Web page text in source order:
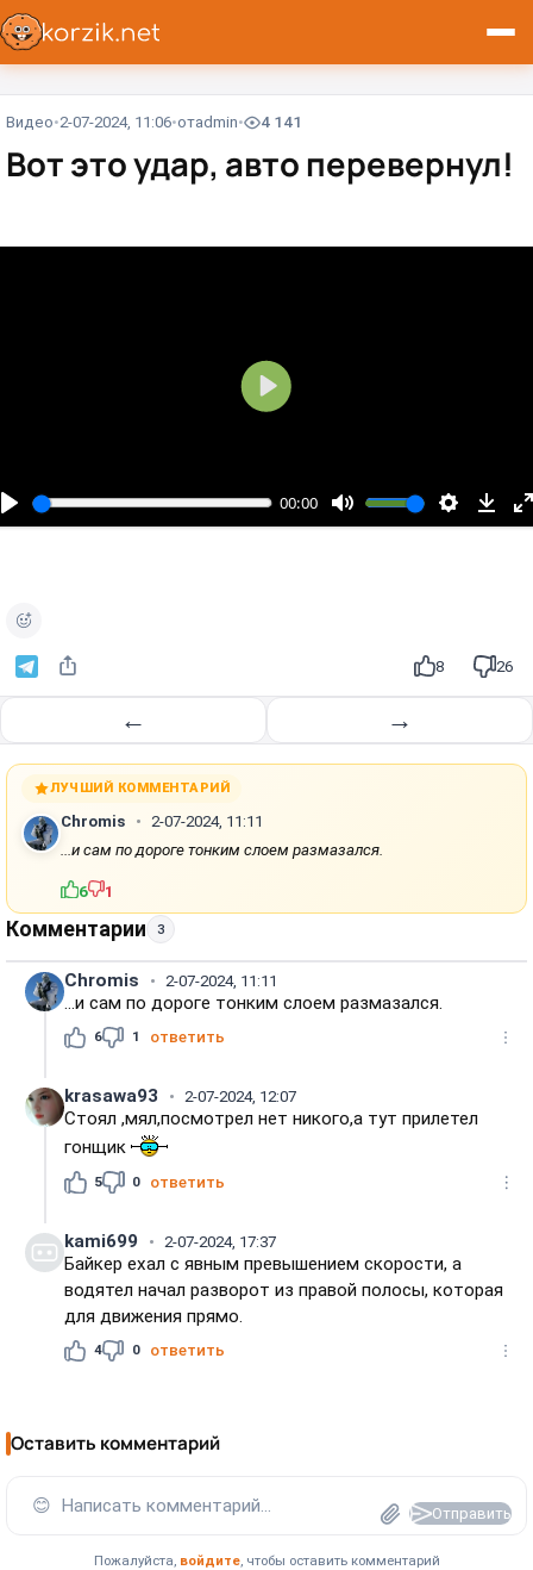
Видео 2-07-2024, 11:06 отadmin 4 141
Вот это удар, авто перевернул!
00:00
В
п
и
8 26
← →
ЛУЧШИЙ КОММЕНТАРИЙ
Chromis
2-07-2024, 11:11
...и сам по дороге тонким слоем размазался.
6 1
Комментарии 3
Chromis 2-07-2024, 11:11
...и сам по дороге тонким слоем размазался.
6 1 ответить
krasawa93 2-07-2024, 12:07
Стоял ,мял,посмотрел нет никого,а тут прилетел
гонщик
5 0 ответить
kami699 2-07-2024, 17:37
Байкер ехал с явным превышением скорости, а
водятел начал разворот из правой полосы, которая
для движения прямо.
4 0 ответить
Оставить комментарий
😊 Написать комментарий... Отправить
Пожалуйста, войдите, чтобы оставить комментарий